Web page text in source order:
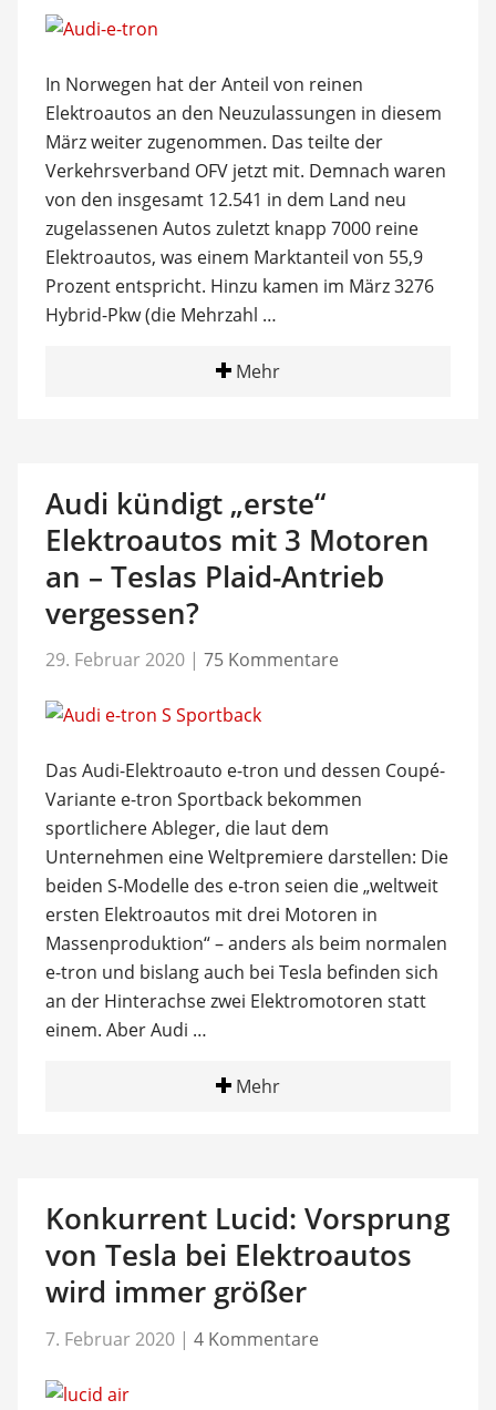
In Norwegen hat der Anteil von reinen
Elektroautos an den Neuzulassungen in diesem
März weiter zugenommen. Das teilte der
Verkehrsverband OFV jetzt mit. Demnach waren
von den insgesamt 12.541 in dem Land neu
zugelassenen Autos zuletzt knapp 7000 reine
Elektroautos, was einem Marktanteil von 55,9
Prozent entspricht. Hinzu kamen im März 3276
Hybrid-Pkw (die Mehrzahl …
Mehr
Audi kündigt „erste“
Elektroautos mit 3 Motoren
an – Teslas Plaid-Antrieb
vergessen?
29. Februar 2020 | 75 Kommentare
Das Audi-Elektroauto e-tron und dessen Coupé-
Variante e-tron Sportback bekommen
sportlichere Ableger, die laut dem
Unternehmen eine Weltpremiere darstellen: Die
beiden S-Modelle des e-tron seien die „weltweit
ersten Elektroautos mit drei Motoren in
Massenproduktion“ – anders als beim normalen
e-tron und bislang auch bei Tesla befinden sich
an der Hinterachse zwei Elektromotoren statt
einem. Aber Audi …
Mehr
Konkurrent Lucid: Vorsprung
von Tesla bei Elektroautos
wird immer größer
7. Februar 2020 | 4 Kommentare